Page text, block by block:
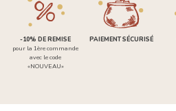
-10% DE REMISE
pour la 1ère commande
avec le code
«NOUVEAU»
PAIEMENT SÉCURISÉ